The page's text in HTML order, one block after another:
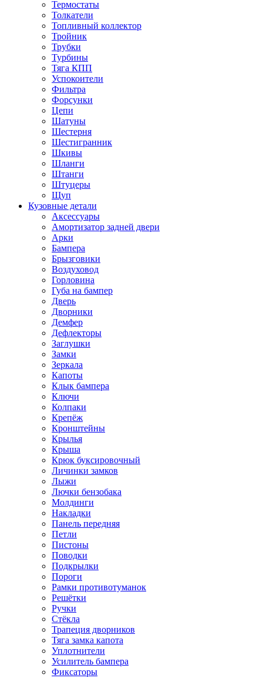
Термостаты
Толкатели
Топливный коллектор
Тройник
Трубки
Турбины
Тяга КПП
Успокоители
Фильтра
Форсунки
Цепи
Шатуны
Шестерня
Шестигранник
Шкивы
Шланги
Штанги
Штуцеры
Щуп
Кузовные детали
Аксессуары
Амортизатор задней двери
Арки
Бампера
Брызговики
Воздуховод
Горловина
Губа на бампер
Дверь
Дворники
Демфер
Дефлекторы
Заглушки
Замки
Зеркала
Капоты
Клык бампера
Ключи
Колпаки
Крепёж
Кронштейны
Крылья
Крыша
Крюк буксировочный
Личинки замков
Лыжи
Лючки бензобака
Молдинги
Накладки
Панель передняя
Петли
Пистоны
Поводки
Подкрылки
Пороги
Рамки противотуманок
Решётки
Ручки
Стёкла
Трапеция дворников
Тяга замка капота
Уплотнители
Усилитель бампера
Фиксаторы